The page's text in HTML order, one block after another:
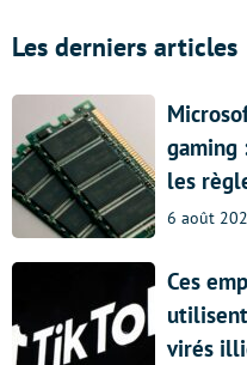
Les derniers articles
gaming
les
6 août
Ces
virés